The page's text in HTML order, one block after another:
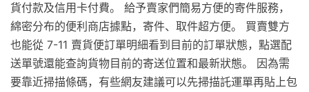
貨付款及信用卡付費。 給予賣家們簡易方便的寄件服務，
綿密分布的便利商店據點，寄件、取件超方便。 買賣雙方
也能從 7-11 賣貨便訂單明細看到目前的訂單狀態，點選配
送單號還能查詢貨物目前的寄送位置和最新狀態。 因為需
要靠近掃描條碼，有些網友建議可以先掃描託運單再貼上包